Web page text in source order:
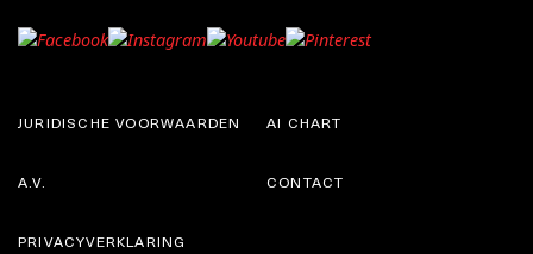
JURIDISCHE VOORWAARDEN
A.V.
AI CHART
CONTACT
PRIVACYVERKLARING